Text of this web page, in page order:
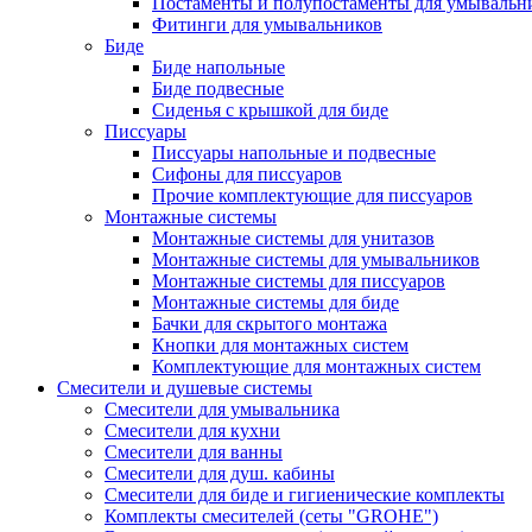
Фитинги для умывальников
Биде
Биде напольные
Биде подвесные
Сиденья с крышкой для биде
Писсуары
Писсуары напольные и подвесные
Сифоны для писсуаров
Прочие комплектующие для писсуаров
Монтажные системы
Монтажные системы для унитазов
Монтажные системы для умывальников
Монтажные системы для писсуаров
Монтажные системы для биде
Бачки для скрытого монтажа
Кнопки для монтажных систем
Комплектующие для монтажных систем
Смесители и душевые системы
Смесители для умывальника
Смесители для кухни
Смесители для ванны
Смесители для душ. кабины
Смесители для биде и гигиенические комплекты
Комплекты смесителей (сеты "GROHE")